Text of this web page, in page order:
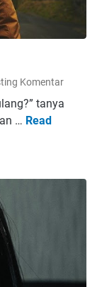
n
g
Komentar
tanya
… Read